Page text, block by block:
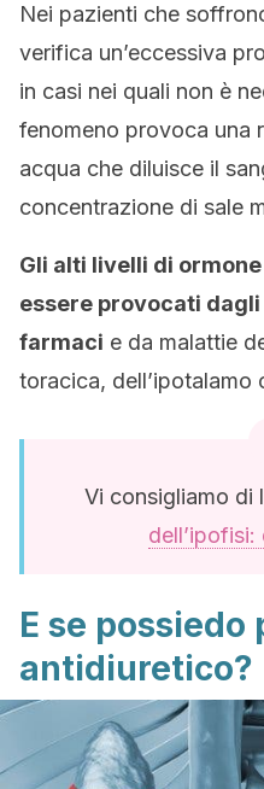
Nei pazienti che
verifica un’eccessiva
in casi nei quali non è
fenomeno provoca una
acqua che diluisce il
concentrazione di sale
Gli alti livelli di
essere provocati
farmaci e da malattie
toracica, dell’ipotalamo
Vi consigliamo di
dell’ipofisi:
E se possiedo
antidiuretico?